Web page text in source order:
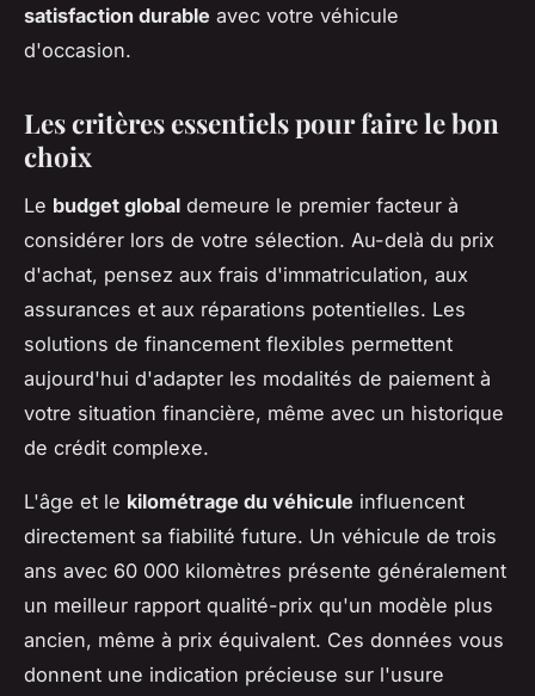
satisfaction durable avec votre véhicule
d'occasion.
Les critères essentiels pour faire le bon
choix
Le budget global demeure le premier facteur à
considérer lors de votre sélection. Au-delà du prix
d'achat, pensez aux frais d'immatriculation, aux
assurances et aux réparations potentielles. Les
solutions de financement flexibles permettent
aujourd'hui d'adapter les modalités de paiement à
votre situation financière, même avec un historique
de crédit complexe.
L'âge et le kilométrage du véhicule influencent
directement sa fiabilité future. Un véhicule de trois
ans avec 60 000 kilomètres présente généralement
un meilleur rapport qualité-prix qu'un modèle plus
ancien, même à prix équivalent. Ces données vous
donnent une indication précieuse sur l'usure